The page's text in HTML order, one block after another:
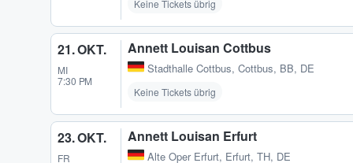
Keine Tickets übrig
21. OKT.
MI
7:30 PM
Annett Louisan Cottbus
Stadthalle Cottbus, Cottbus, BB, DE
Keine Tickets übrig
23. OKT.
FR
Annett Louisan Erfurt
Alte Oper Erfurt, Erfurt, TH, DE